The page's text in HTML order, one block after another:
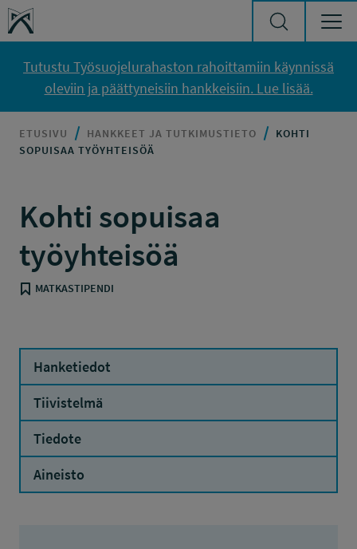
Siirry sisältöön
Työsuojelurahasto
Tutustu Työsuojelurahaston rahoittamiin käynnissä
oleviin ja päättyneisiin hankkeisiin. Lue lisää.
ETUSIVU HANKKEET JA TUTKIMUSTIETO
KOHTI
SOPUISAA TYÖYHTEISÖÄ
Kohti sopuisaa
työyhteisöä
MATKASTIPENDI
Hanketiedot
Tiivistelmä
Tiedote
Aineisto